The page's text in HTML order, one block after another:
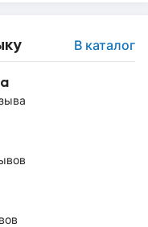
В каталог